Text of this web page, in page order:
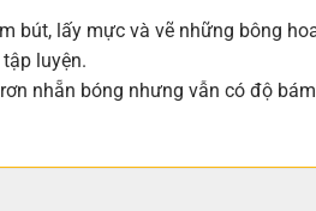
lấy mực và vẽ những bông
luyện.
nhẵn bóng nhưng vẫn có độ